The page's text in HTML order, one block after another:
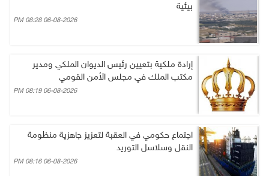
بيئية
06-08-2026 08:28 PM
إرادة ملكية بتعيين رئيس الديوان الملكي ومدير
مكتب الملك في مجلس الأمن القومي
06-08-2026 08:19 PM
اجتماع حكومي في العقبة لتعزيز جاهزية منظومة
النقل وسلاسل التوريد
06-08-2026 08:16 PM